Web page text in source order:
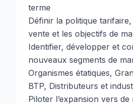
terme
Définir la politique
vente et les objectifs de
Identifier, développer et
nouveaux segments de
Organismes étatiques,
BTP, Distributeurs et
Piloter l’expansion vers